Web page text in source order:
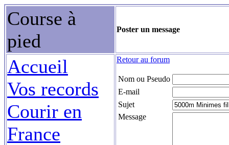
Course à
pied
Poster un message
Accueil
Vos records
Courir en
France
Retour au forum
Nom ou Pseudo
E-mail
Sujet
Message